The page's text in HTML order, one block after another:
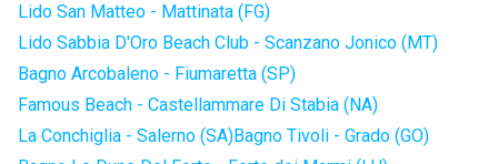
Lido San Matteo - Mattinata (FG)
Lido Sabbia D'Oro Beach Club - Scanzano Jonico (MT)
Bagno Arcobaleno - Fiumaretta (SP)
Famous Beach - Castellammare Di Stabia (NA)
La Conchiglia - Salerno (SA)Bagno Tivoli - Grado (GO)